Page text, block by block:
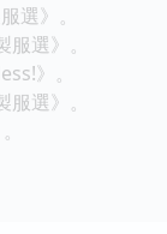
》。
選》。
》。
選》。